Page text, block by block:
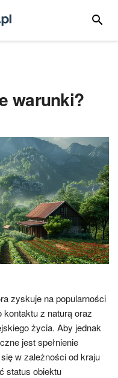
warunki?
zyskuje na popularności
z naturą oraz
życia. Aby jednak
jest spełnienie
w zależności od kraju
status obiektu